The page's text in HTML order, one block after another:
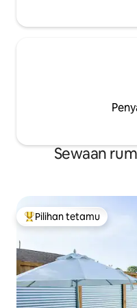
Sewaan
Pilihan utama tetamu
Pilihan tetamu